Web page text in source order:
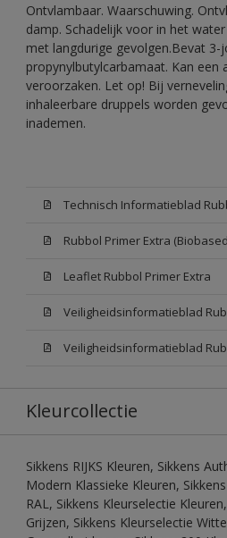
Ontvlambaar. Waarschuwing.
damp. Schadelijk voor in het
met langdurige gevolgen.Bevat 3-
propynylbutylcarbamaat. Kan een
veroorzaken. Let op! Bij
inhaleerbare druppels worden
inademen.
Rubbol Primer Extra
Leaflet Rubbol Primer Extra
Kleurcollectie
Sikkens RIJKS Kleuren, Sikkens
Modern Klassieke Kleuren,
RAL, Sikkens Kleurselectie
Grijzen, Sikkens Kleurselectie